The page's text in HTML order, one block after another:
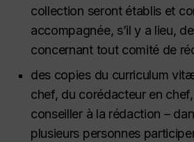
collection seront établis et
accompagnée, s’il y a lieu,
concernant tout comité de
des copies du curriculum
chef, du corédacteur en
conseiller à la rédaction –
plusieurs personnes